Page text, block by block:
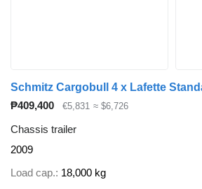
₱409,400 €5,831 ≈ $6,726
Chassis trailer
2009
Load cap. 18,000 kg